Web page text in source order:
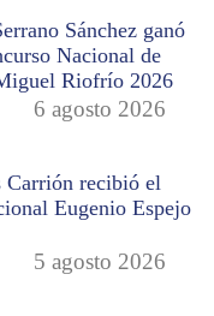
Sánchez ganó
Nacional de
Riofrío 2026
6 agosto 2026
Carrión recibió el
Eugenio Espejo
5 agosto 2026